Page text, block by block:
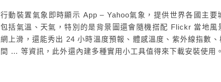
行動裝置氣象即時顯示 App – Yahoo氣象，提供世界各國主
包括氣溫、天氣，特別的是背景圖還會隨機搭配 Flickr 當地
網上滑，還能秀出 24 小時溫度預報、體感溫度、紫外線指數
間 … 等資訊，此外還內建多種實用小工具值得來下載安裝使用。